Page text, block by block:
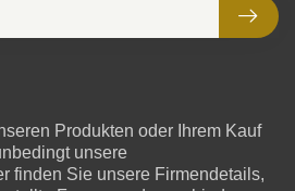
Produkten oder Ihrem Kauf
unsere
finden Sie unsere Firmendetails,